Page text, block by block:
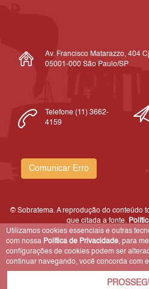
Av. Francisco Matarazzo, 404
05001-000 São Paulo/SP
Telefone (11) 3662-
4159
Comunicar Erro
© Sobratema. A reprodução do conteúdo
que citada a fonte.
Utilizamos cookies essenciais e outras
com nossa Política de Privacidade, para
configurações de cookies podem ser
continuar navegando, você concorda com